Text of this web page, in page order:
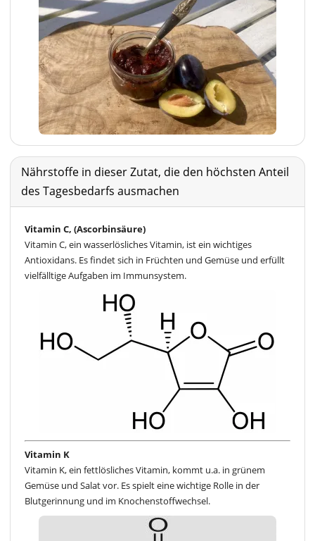
Nährstoffe in dieser Zutat, die den höchsten Anteil
des Tagesbedarfs ausmachen
Vitamin C, (Ascorbinsäure)
Vitamin C, ein wasserlösliches Vitamin, ist ein wichtiges
Antioxidans. Es findet sich in Früchten und Gemüse und erfüllt
vielfälltige Aufgaben im Immunsystem.
Vitamin K
Vitamin K, ein fettlösliches Vitamin, kommt u.a. in grünem
Gemüse und Salat vor. Es spielt eine wichtige Rolle in der
Blutgerinnung und im Knochenstoffwechsel.